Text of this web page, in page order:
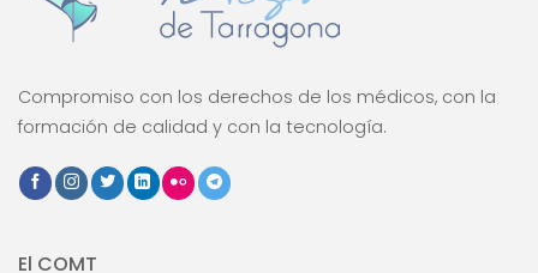
Compromiso con los derechos de los médicos, con la
formación de calidad y con la tecnología.
El COMT